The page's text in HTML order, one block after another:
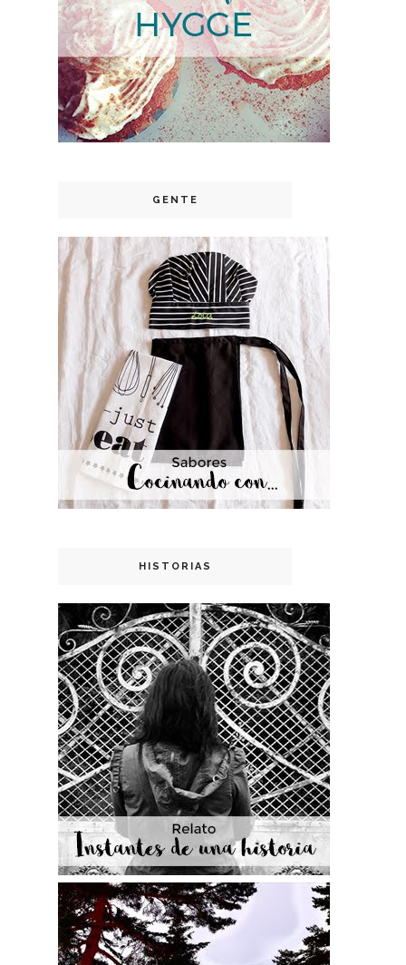
GENTE
HISTORIAS